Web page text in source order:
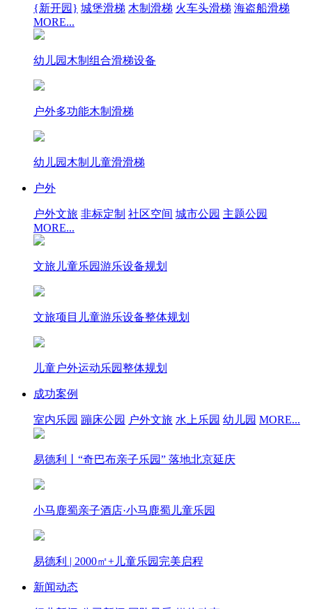
{新开园} 城堡滑梯 木制滑梯 火车头滑梯 海盗船滑梯
MORE...
幼儿园木制组合滑梯设备
户外多功能木制滑梯
幼儿园木制儿童滑滑梯
户外
户外文旅 非标定制 社区空间 城市公园 主题公园
MORE...
文旅儿童乐园游乐设备规划
文旅项目儿童游乐设备整体规划
儿童户外运动乐园整体规划
成功案例
室内乐园 蹦床公园 户外文旅 水上乐园 幼儿园 MORE...
易德利丨“奇巴布亲子乐园” 落地北京延庆
小马鹿蜀亲子酒店·小马鹿蜀儿童乐园
易德利 | 2000㎡+儿童乐园完美启程
新闻动态